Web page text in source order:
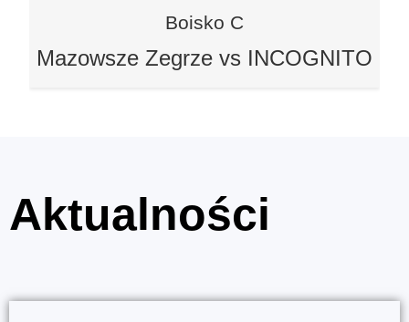
Boisko C
Mazowsze Zegrze vs INCOGNITO
Aktualności